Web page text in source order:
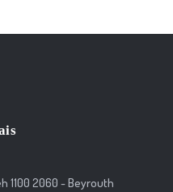
1100 2060 - Beyrouth